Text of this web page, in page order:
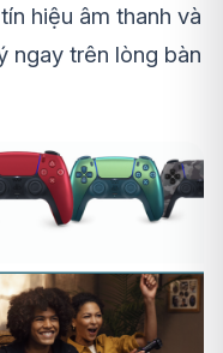
hiệu âm thanh và
ngay trên lòng bàn